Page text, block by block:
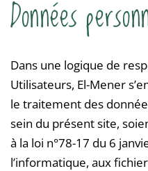
Données
Dans une logique de
Utilisateurs, El-Mener
le traitement des
sein du présent site,
à la loi n°78-17 du 6
l’informatique, aux